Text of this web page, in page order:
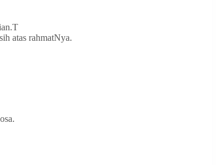
atas rahmatNya.